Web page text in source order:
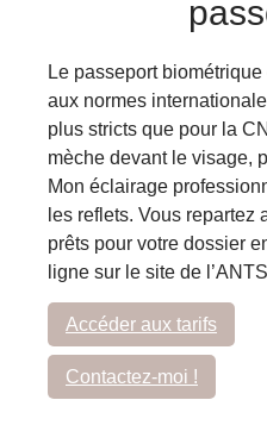
Le passeport
aux normes
plus stricts que pour la
mèche devant le visage,
Mon éclairage
les reflets. Vous repartez
prêts pour votre dossier
ligne sur le site de
Accéder aux tarifs
Contactez-moi !